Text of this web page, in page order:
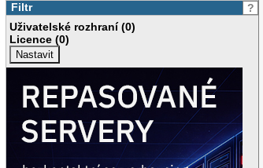
?
Filtr
Uživatelské rozhraní (0)
Licence (0)